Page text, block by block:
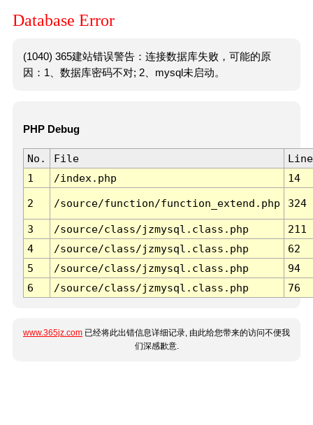
Database Error
(1040) 365建站错误警告：连接数据库失败，可能的原
因：1、数据库密码不对; 2、mysql未启动。
PHP Debug
No. File
Line
1
/index.php 14
2 /source/function/function_extend.php 324
3 /source/class/jzmysql.class.php
211
4
/source/class/jzmysql.class.php
62
5
/source/class/jzmysql.class.php
94
6
/source/class/jzmysql.class.php 76
www.365jz.com 已经将此出错信息详细记录, 由此给您带来的访问不便我
们深感歉意.